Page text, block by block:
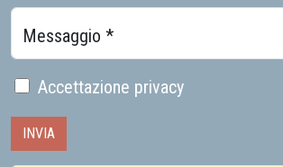
Messaggio *
Accettazione privacy